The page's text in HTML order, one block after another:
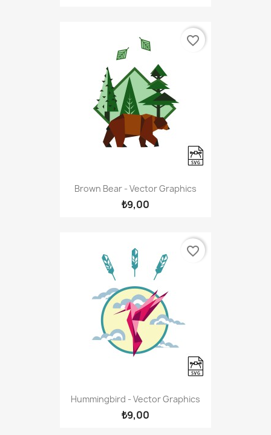
Brown Bear - Vector Graphics
₺9,00
favorite_border
Hummingbird - Vector Graphics
₺9,00
favorite_border